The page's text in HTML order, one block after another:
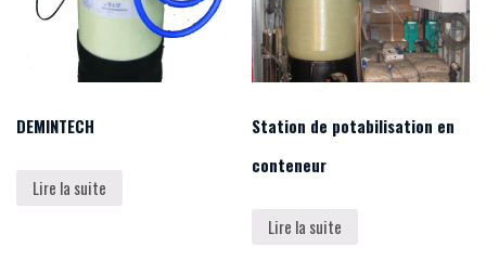
DEMINTECH
Lire la suite
Station de potabilisation en
conteneur
Lire la suite